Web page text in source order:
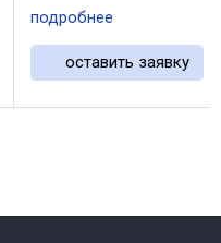
приложенного усилия от
Это ...
подробнее
оставить заявку